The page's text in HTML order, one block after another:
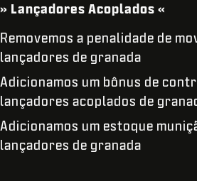
» Lançadores Acoplados «
Removemos a penalidade de
lançadores de granada
Adicionamos um bônus de
lançadores acoplados de
Adicionamos um estoque
lançadores de granada